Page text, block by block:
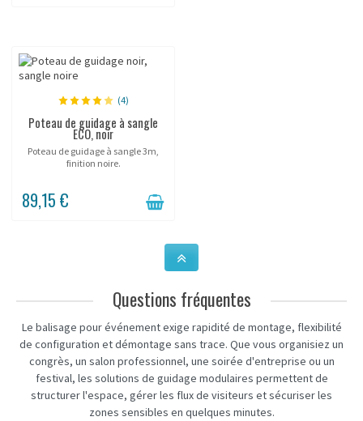
(4)
Poteau de guidage à sangle
ECO, noir
Poteau de guidage à sangle 3m,
finition noire.
89,15 €
Questions fréquentes
Le balisage pour événement exige rapidité de montage, flexibilité
de configuration et démontage sans trace. Que vous organisiez un
congrès, un salon professionnel, une soirée d'entreprise ou un
festival, les solutions de guidage modulaires permettent de
structurer l'espace, gérer les flux de visiteurs et sécuriser les
zones sensibles en quelques minutes.